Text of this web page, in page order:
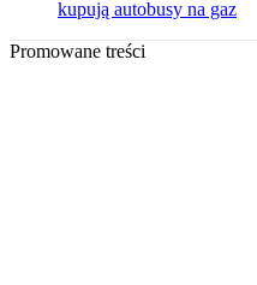
kupują autobusy na gaz
Promowane treści